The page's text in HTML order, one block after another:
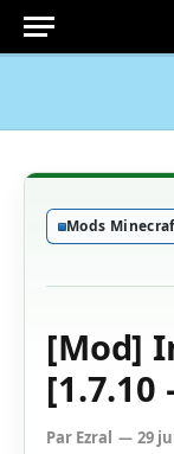
Mods
[Mod]
[1.7.10
Par Ezral 29